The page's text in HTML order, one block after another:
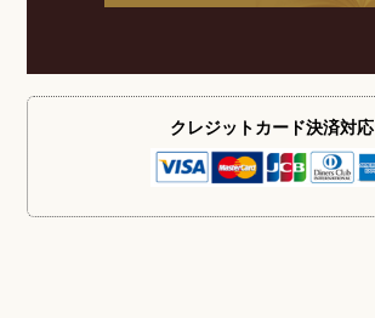
クレジットカード決済対応